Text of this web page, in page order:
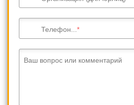
Телефон...
Ваш вопрос или комментарий